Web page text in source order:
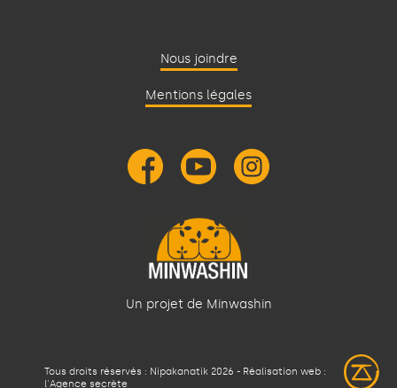
Nous joindre
Mentions légales
Un projet de Minwashin
Tous droits réservés : Nipakanatik 2026 - Réalisation web :
l'Agence secrète